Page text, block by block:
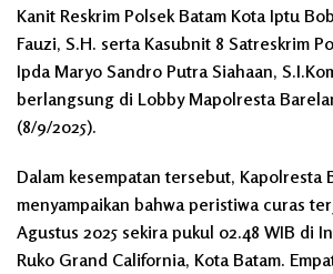
Kanit Reskrim Polsek Batam Kota Iptu
Fauzi, S.H. serta Kasubnit 8 Satreskrim
Ipda Maryo Sandro Putra Siahaan,
berlangsung di Lobby Mapolresta
(8/9/2025).
Dalam kesempatan tersebut, Kapolresta
menyampaikan bahwa peristiwa curas
Agustus 2025 sekira pukul 02.48 WIB di
Ruko Grand California, Kota Batam.